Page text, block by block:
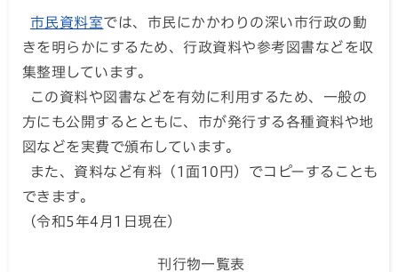
市民資料室では、市民にかかわりの深い市行政の動
きを明らかにするため、行政資料や参考図書などを収
集整理しています。
この資料や図書などを有効に利用するため、一般の
方にも公開するとともに、市が発行する各種資料や地
図などを実費で頒布しています。
また、資料など有料（1面10円）でコピーすることも
できます。
（令和5年4月1日現在）
刊行物一覧表